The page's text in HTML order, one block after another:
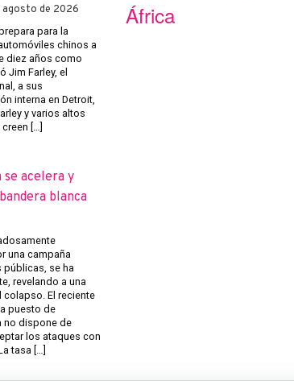
agosto de 2026
para la
chinos a
diez años como
Jim Farley, el
a sus
interna en Detroit,
y varios altos
[…]
se acelera y
blanca
una campaña
se ha
revelando a una
colapso. El reciente
puesto de
no dispone de
los ataques con
tasa […]
África